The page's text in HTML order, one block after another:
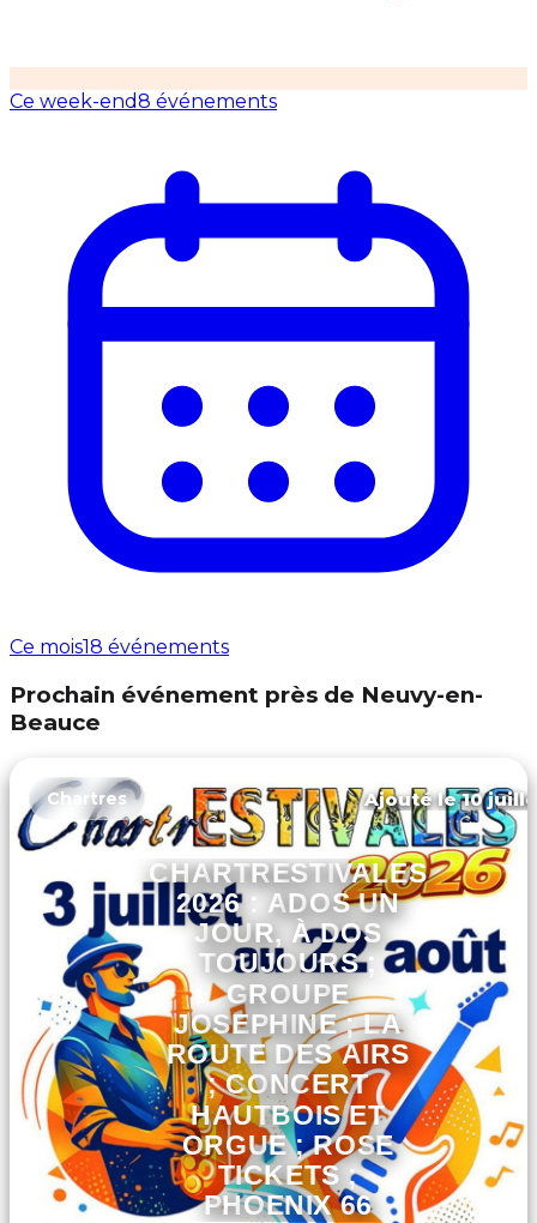
Ce week-end8 événements
Ce mois18 événements
Prochain événement près de Neuvy-en-
Beauce
Chartres Ajouté le 10
CHARTRESTIVALES
2026 : ADOS UN
JOUR, À DOS
TOUJOURS ;
GROUPE
JOSEPHINE ; LA
ROUTE DES AIRS
; CONCERT
HAUTBOIS ET
ORGUE ; ROSE
TICKETS ;
PHOENIX 66